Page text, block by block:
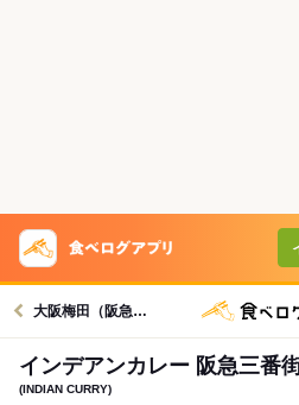
大阪梅田（阪急）駅グルメへ
インデアンカレー 阪急三番
(INDIAN CURRY)